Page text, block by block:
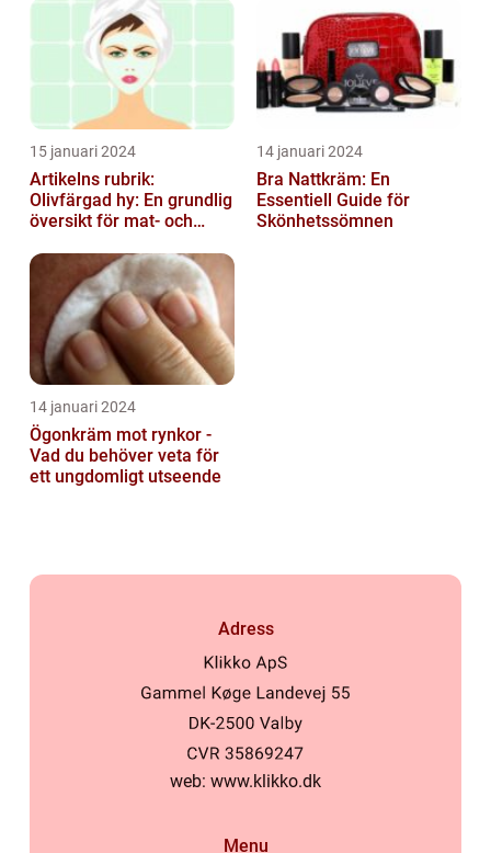
15 januari 2024
Artikelns rubrik:
Olivfärgad hy: En grundlig
översikt för mat- och
14 januari 2024
Bra Nattkräm: En
Essentiell Guide för
Skönhetssömnen
14 januari 2024
Ögonkräm mot rynkor -
Vad du behöver veta för
ett ungdomligt utseende
Adress
web: www.klikko.dk
Menu